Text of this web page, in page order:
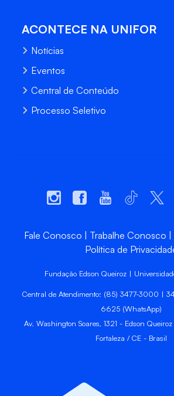
ACONTECE NA UNIFOR
Notícias
Eventos
Central de Conteúdo
Processo Seletivo
Fale Conosco Trabalhe Conosco
Política de
Fundação Edson Queiroz |
Central de Atendimento: (85) 3477-3000 |
6625 (WhatsApp)
Av. Washington Soares, 1321 - Edson
Fortaleza / CE - Brasil